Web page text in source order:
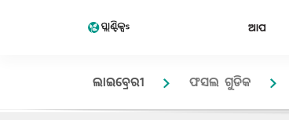
ଆପ
ଲାଇବ୍ରେରୀ ଫସଲ ଗୁଡିକ